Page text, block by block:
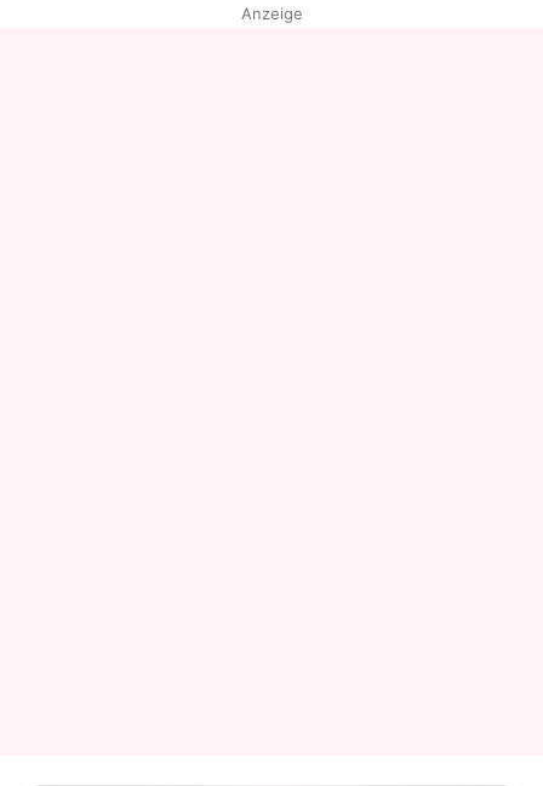
Anzeige